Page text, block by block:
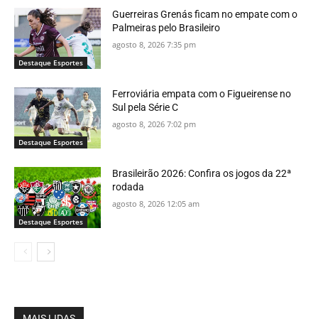
Destaque Esportes
Guerreiras Grenás ficam no empate com o
Palmeiras pelo Brasileiro
agosto 8, 2026 7:35 pm
Destaque Esportes
Ferroviária empata com o Figueirense no
Sul pela Série C
agosto 8, 2026 7:02 pm
Destaque Esportes
Brasileirão 2026: Confira os jogos da 22ª
rodada
agosto 8, 2026 12:05 am